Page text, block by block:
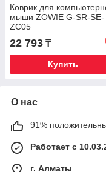
Коврик для
мыши ZOWIE G-SR-SE-
ZC05
22 793 ₸
Купить
О нас
91%
Работает с
г. Алматы